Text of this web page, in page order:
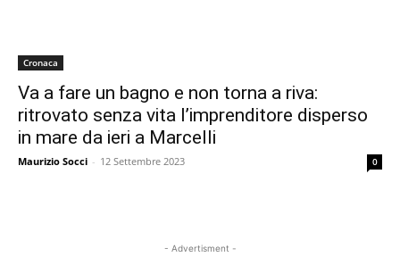
Cronaca
Va a fare un bagno e non torna a riva:
ritrovato senza vita l’imprenditore disperso
in mare da ieri a Marcelli
Maurizio Socci - 12 Settembre 2023 0
- Advertisment -